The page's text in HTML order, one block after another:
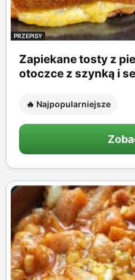
PRZEPISY
Zapiekane tosty z
otoczce z szynką i
🔥 Najpopularniejsze